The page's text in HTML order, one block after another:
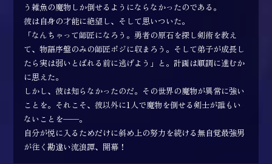
コミックエッセイ
う雑魚の魔物しか倒せるようにならなかったのである。
彼は自身の才能に絶望し、そして思いついた。
「なんちゃって師匠になろう。勇者の原石を探し剣術を教え
て、物語序盤のみの師匠ポジに収まろう。そして弟子が成長し
たら実は弱いとばれる前に逃げよう」と。計画は順調に進むか
に思えた。
しかし、彼は知らなかったのだ。その世界の魔物が異常に強い
ことを。それこそ、彼以外に1人で魔物を倒せる剣士が誰もい
ないことを——。
自分が悦に入るためだけに斜め上の努力を続ける無自覚最強男
が往く勘違い流浪譚、開幕！